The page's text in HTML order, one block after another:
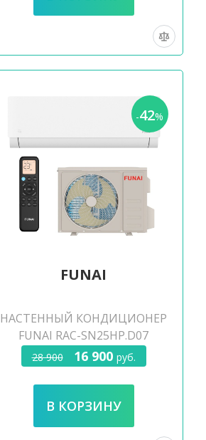
-42%
FUNAI
НАСТЕННЫЙ КОНДИЦИОНЕР
FUNAI RAC-SN25HP.D07
28 900 16 900 руб.